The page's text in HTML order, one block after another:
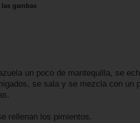
gambas
un poco de mantequilla, se
se sala y se mezcla con un
rellenan los pimientos.